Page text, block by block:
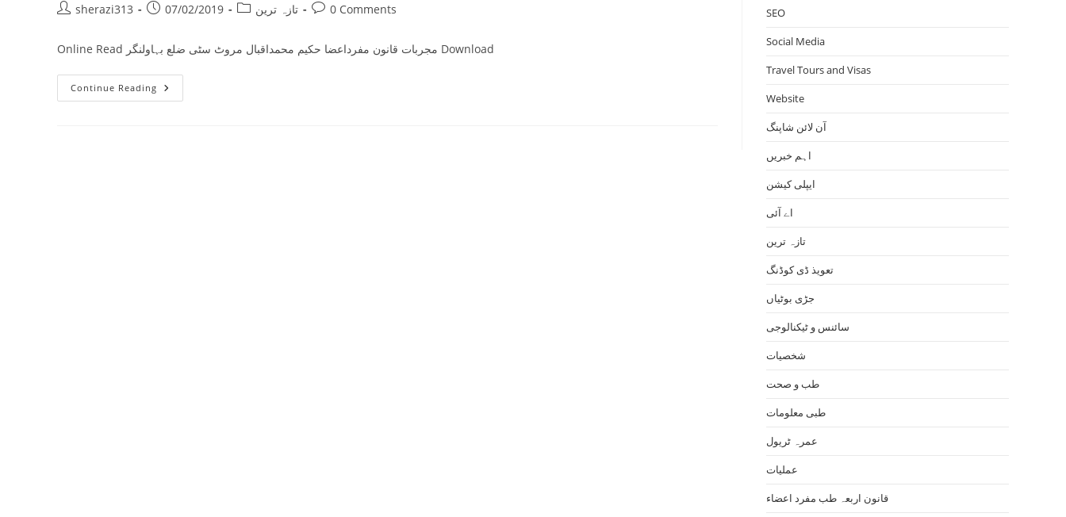
Postsherazi313
Post07/02/2019
Postتازہ ترین
Post0 Comments
Online Read مجربات قانون مفرداعضا حکیم محمداقبال مروٹ سٹی ضلع بہاولنگر Download
Continue Reading مجربات
اور
SEO
Social Media
Travel Tours and Visas
Website
آن لائن شاپنگ
اہم خبریں
ایپلی کیشن
اے آئی
تازہ ترین
تعویذ ڈی کوڈنگ
جڑی بوٹیاں
سائنس و ٹیکنالوجی
شخصیات
طب و صحت
طبی معلومات
عمرہ ٹریول
عملیات
قانون اربعہ طب مفرد اعضاء